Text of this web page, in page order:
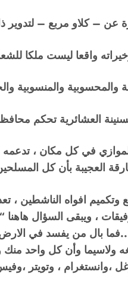
عن – كلاو مربع – لتدوير
واقعا ليست ملكا
والمنسوبية
العشائرية تحكم
في كل مكان ،
العجيبة بأن كل
افواه الناشطين ،
، ويبقى السؤال
بال من يفسد في الارض
ولاسيما وأن كل واحد منك
،وانستغرام ، وتويتر